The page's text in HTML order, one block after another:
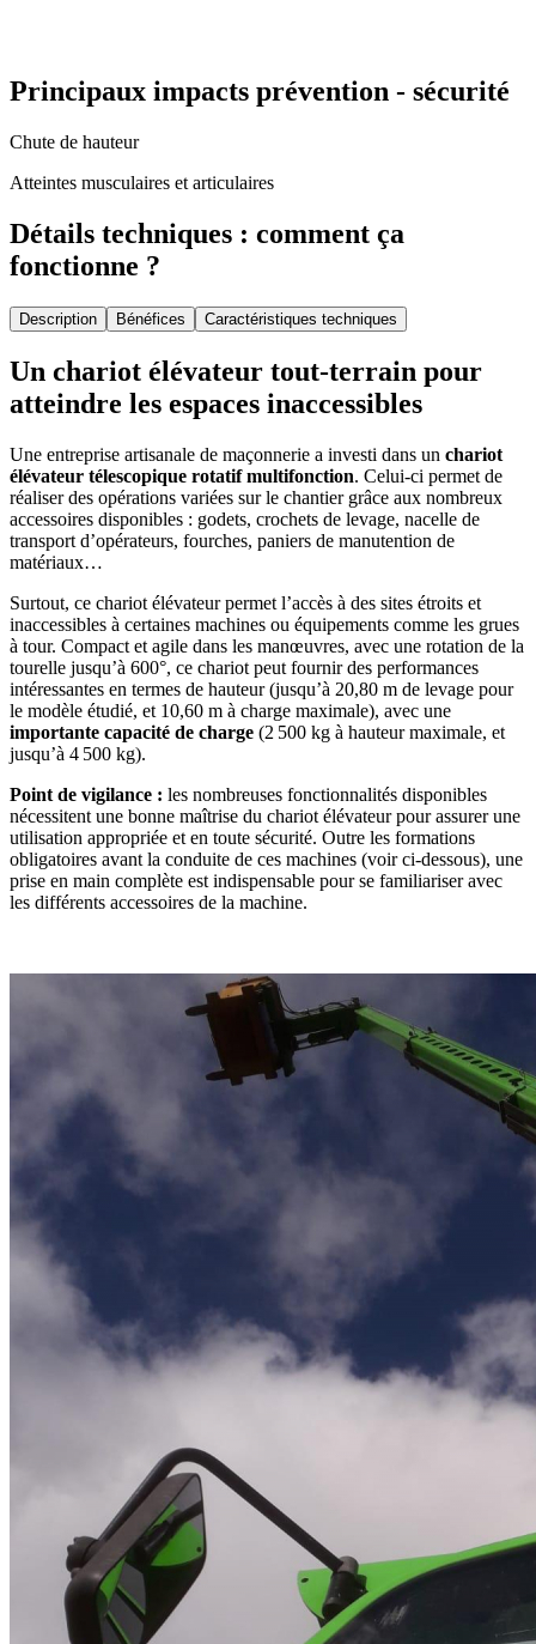
Principaux impacts prévention - sécurité
Chute de hauteur
Atteintes musculaires et articulaires
Détails techniques : comment ça
fonctionne ?
Description Bénéfices Caractéristiques techniques
Un chariot élévateur tout-terrain pour
atteindre les espaces inaccessibles
Une entreprise artisanale de maçonnerie a investi dans un chariot
élévateur télescopique rotatif multifonction. Celui-ci permet de
réaliser des opérations variées sur le chantier grâce aux nombreux
accessoires disponibles : godets, crochets de levage, nacelle de
transport d’opérateurs, fourches, paniers de manutention de
matériaux…
Surtout, ce chariot élévateur permet l’accès à des sites étroits et
inaccessibles à certaines machines ou équipements comme les grues
à tour. Compact et agile dans les manœuvres, avec une rotation de la
tourelle jusqu’à 600°, ce chariot peut fournir des performances
intéressantes en termes de hauteur (jusqu’à 20,80 m de levage pour
le modèle étudié, et 10,60 m à charge maximale), avec une
importante capacité de charge (2 500 kg à hauteur maximale, et
jusqu’à 4 500 kg).
Point de vigilance : les nombreuses fonctionnalités disponibles
nécessitent une bonne maîtrise du chariot élévateur pour assurer une
utilisation appropriée et en toute sécurité. Outre les formations
obligatoires avant la conduite de ces machines (voir ci-dessous), une
prise en main complète est indispensable pour se familiariser avec
les différents accessoires de la machine.